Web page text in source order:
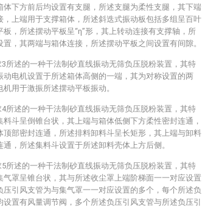
体下方前后均设置有支腿，所述支腿为柔性支腿，其下端
，上端用于支撑箱体，所述斜迭式振动板包括多组呈百叶
板，所述摆动平板呈“η”形，其上转动连接有支撑轴，所
置，其两端与箱体连接，所述摆动平板之间设置有间隙。
3所述的一种干法制砂直线振动无筛负压脱粉装置，其特
动电机设置于所述箱体高侧的一端，其为对称设置的两
用于激振所述摆动平板振动。
4所述的一种干法制砂直线振动无筛负压脱粉装置，其特
料斗呈倒锥台状，其上端与箱体低侧下方柔性密封连通，
顶部密封连通，所述排料卸料斗呈长矩形，其上端与卸料
，所述集料斗设置于所述卸料壳体上方后侧。
5所述的一种干法制砂直线振动无筛负压脱粉装置，其特
气罩呈锥台状，其与所述收尘罩上端阶梯面一一对应设置
压引风支管为与集气罩一一对应设置的多个，每个所述负
设置有风量调节阀，多个所述负压引风支管与所述负压引